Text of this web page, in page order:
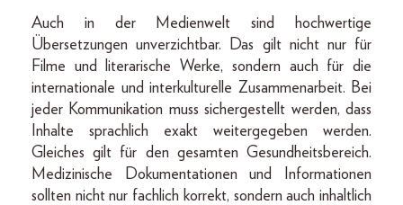
Auch in der Medienwelt sind hochwertige
Übersetzungen unverzichtbar. Das gilt nicht nur für
Filme und literarische Werke, sondern auch für die
internationale und interkulturelle Zusammenarbeit. Bei
jeder Kommunikation muss sichergestellt werden, dass
Inhalte sprachlich exakt weitergegeben werden.
Gleiches gilt für den gesamten Gesundheitsbereich.
Medizinische Dokumentationen und Informationen
sollten nicht nur fachlich korrekt, sondern auch inhaltlich